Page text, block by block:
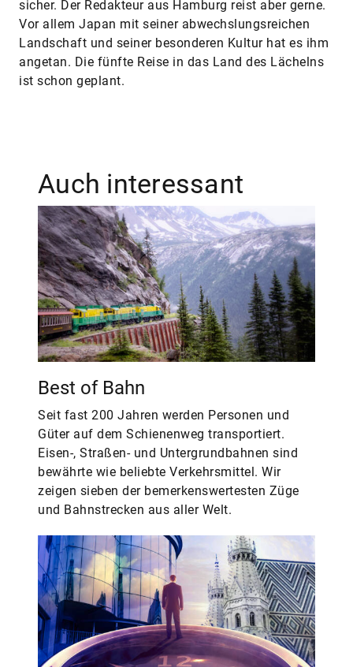
sicher. Der Redakteur aus Hamburg reist aber gerne.
Vor allem Japan mit seiner abwechslungsreichen
Landschaft und seiner besonderen Kultur hat es ihm
angetan. Die fünfte Reise in das Land des Lächelns
ist schon geplant.
Auch interessant
Best of Bahn
Seit fast 200 Jahren werden Personen und
Güter auf dem Schienenweg transportiert.
Eisen-, Straßen- und Untergrundbahnen sind
bewährte wie beliebte Verkehrsmittel. Wir
zeigen sieben der bemerkenswertesten Züge
und Bahnstrecken aus aller Welt.